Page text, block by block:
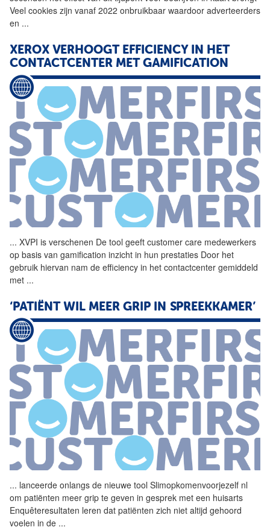
Veel cookies zijn vanaf 2022 onbruikbaar waardoor adverteerders
en ...
XEROX VERHOOGT EFFICIENCY IN HET
CONTACTCENTER MET GAMIFICATION
... XVPI is verschenen De tool geeft customer care medewerkers
op basis van gamification inzicht in hun prestaties Door het
gebruik hiervan nam de efficiency in het contactcenter gemiddeld
met ...
‘PATIËNT WIL MEER GRIP IN SPREEKKAMER’
... lanceerde onlangs de nieuwe tool Slimopkomenvoorjezelf nl
om patiënten meer grip te geven in gesprek met een huisarts
Enquêteresultaten leren dat patiënten zich niet altijd gehoord
voelen in de ...